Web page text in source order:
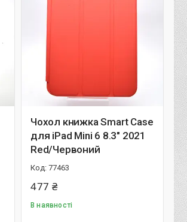
Чохол книжка Smart Case
для iPad Mini 6 8.3" 2021
Red/Червоний
77463
477 ₴
В наявності